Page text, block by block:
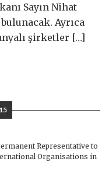
Sayın Nihat
Ayrıca
şirketler […]
Representative to
Organisations in